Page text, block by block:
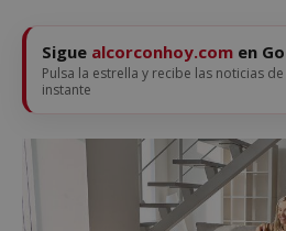
Sigue alcorconhoy.com en
Pulsa la estrella y recibe las noticias
instante